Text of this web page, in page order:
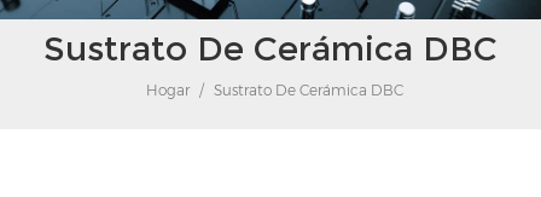
Sustrato De Cerámica DBC
Hogar / Sustrato De Cerámica DBC